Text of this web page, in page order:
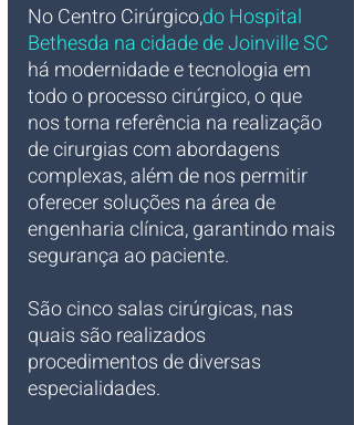
No Centro Cirúrgico,do Hospital
Bethesda na cidade de Joinville SC
há modernidade e tecnologia em
todo o processo cirúrgico, o que
nos torna referência na realização
de cirurgias com abordagens
complexas, além de nos permitir
oferecer soluções na área de
engenharia clínica, garantindo mais
segurança ao paciente.
São cinco salas cirúrgicas, nas
quais são realizados
procedimentos de diversas
especialidades.